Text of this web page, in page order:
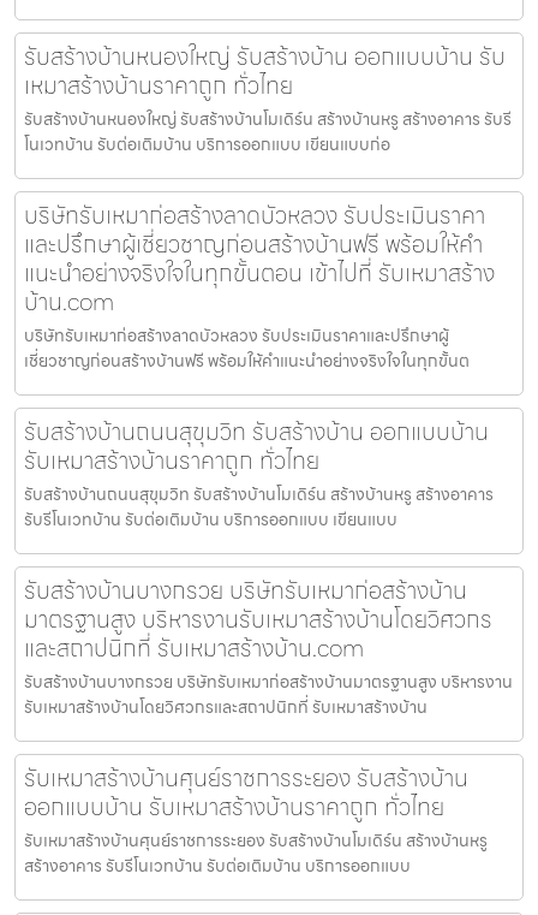
รับสร้างบ้านหนองใหญ่ รับสร้างบ้าน ออกแบบบ้าน รับ
เหมาสร้างบ้านราคาถูก ทั่วไทย
รับสร้างบ้านหนองใหญ่ รับสร้างบ้านโมเดิร์น สร้างบ้านหรู สร้างอาคาร รับรี
โนเวทบ้าน รับต่อเติมบ้าน บริการออกแบบ เขียนแบบก่อ
บริษัทรับเหมาก่อสร้างลาดบัวหลวง รับประเมินราคา
และปรึกษาผู้เชี่ยวชาญก่อนสร้างบ้านฟรี พร้อมให้คำ
แนะนำอย่างจริงใจในทุกขั้นตอน เข้าไปที่ รับเหมาสร้าง
บ้าน.com
บริษัทรับเหมาก่อสร้างลาดบัวหลวง รับประเมินราคาและปรึกษาผู้
เชี่ยวชาญก่อนสร้างบ้านฟรี พร้อมให้คำแนะนำอย่างจริงใจในทุกขั้นต
รับสร้างบ้านถนนสุขุมวิท รับสร้างบ้าน ออกแบบบ้าน
รับเหมาสร้างบ้านราคาถูก ทั่วไทย
รับสร้างบ้านถนนสุขุมวิท รับสร้างบ้านโมเดิร์น สร้างบ้านหรู สร้างอาคาร
รับรีโนเวทบ้าน รับต่อเติมบ้าน บริการออกแบบ เขียนแบบ
รับสร้างบ้านบางกรวย บริษัทรับเหมาก่อสร้างบ้าน
มาตรฐานสูง บริหารงานรับเหมาสร้างบ้านโดยวิศวกร
และสถาปนิกที่ รับเหมาสร้างบ้าน.com
รับสร้างบ้านบางกรวย บริษัทรับเหมาก่อสร้างบ้านมาตรฐานสูง บริหารงาน
รับเหมาสร้างบ้านโดยวิศวกรและสถาปนิกที่ รับเหมาสร้างบ้าน
รับเหมาสร้างบ้านศุนย์ราชการระยอง รับสร้างบ้าน
ออกแบบบ้าน รับเหมาสร้างบ้านราคาถูก ทั่วไทย
รับเหมาสร้างบ้านศุนย์ราชการระยอง รับสร้างบ้านโมเดิร์น สร้างบ้านหรู
สร้างอาคาร รับรีโนเวทบ้าน รับต่อเติมบ้าน บริการออกแบบ